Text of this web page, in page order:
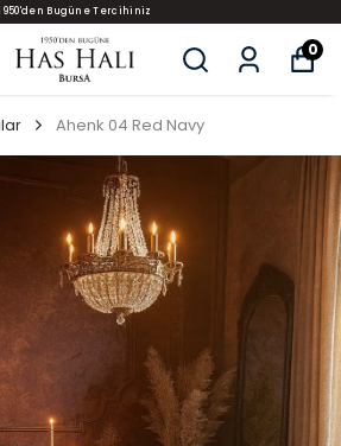
Bugüne Tercihiniz
0
Ahenk 04 Red Navy